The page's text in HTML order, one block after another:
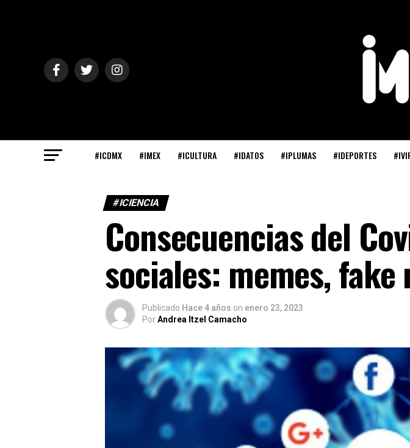
#ICDMX #IMEX #ICULTURA #IDATOS #IPLUMAS #IDEPORTES
#ICIENCIA
Consecuencias del
sociales: memes, fake
Publicado Hace 4 años on enero 23, 2023
PorAndrea Itzel Camacho